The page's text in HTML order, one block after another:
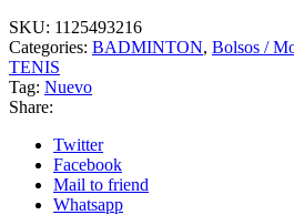
SKU: 1125493216
Categories: BADMINTON, Bolsos /
TENIS
Tag: Nuevo
Share:
Twitter
Facebook
Mail to friend
Whatsapp